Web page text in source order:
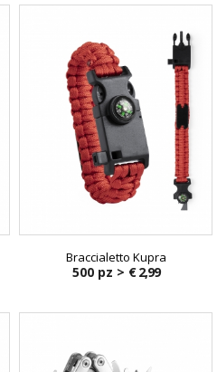
Braccialetto Kupra
500 pz > € 2,99